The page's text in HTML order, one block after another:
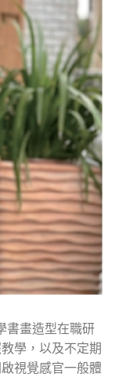
書畫造型在職研
學，以及不定期
視覺感官一般體